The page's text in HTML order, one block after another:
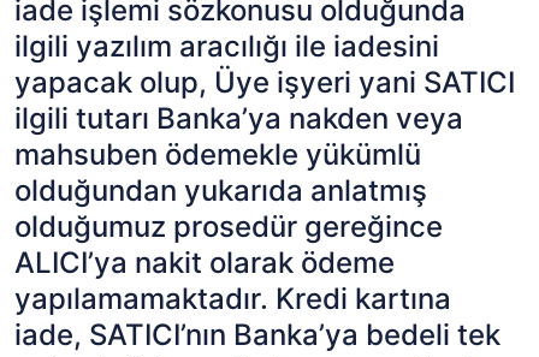
iade işlemi sözkonusu olduğunda
ilgili yazılım aracılığı ile iadesini
yapacak olup, Üye işyeri yani SATICI
ilgili tutarı Banka’ya nakden veya
mahsuben ödemekle yükümlü
olduğundan yukarıda anlatmış
olduğumuz prosedür gereğince
ALICI’ya nakit olarak ödeme
yapılamamaktadır. Kredi kartına
iade, SATICI’nın Banka’ya bedeli tek